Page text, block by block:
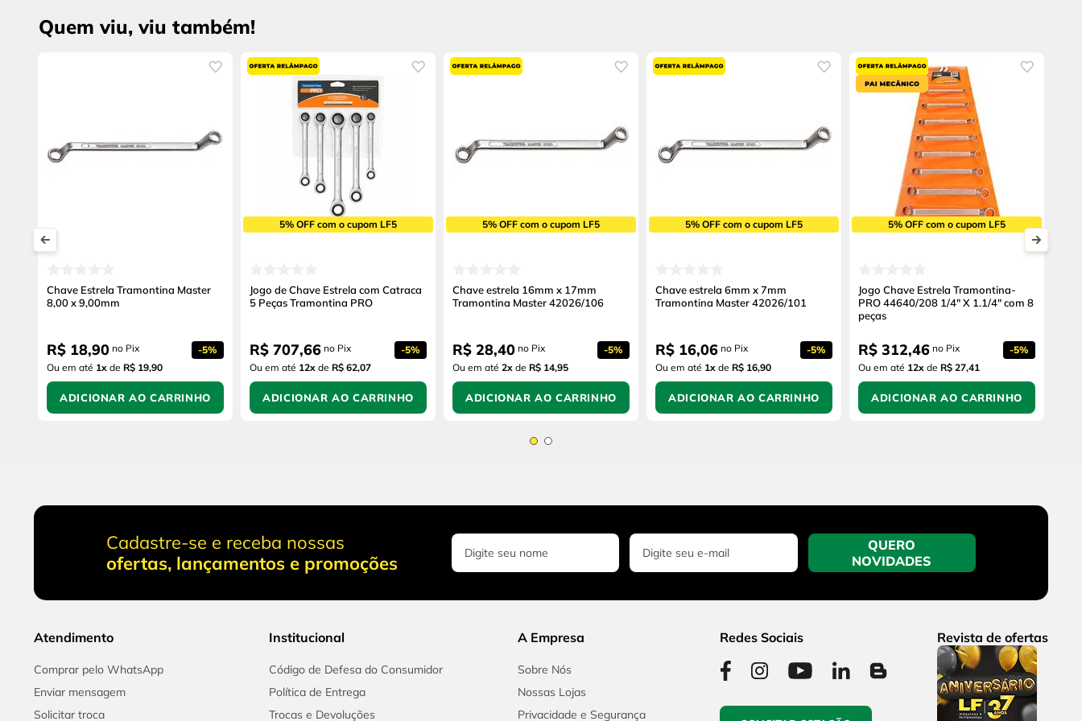
Quem viu, viu também!
Chave Estrela Tramontina Master
8,00 x 9,00mm
R$ 18,90 no Pix -5%
Ou em até 1x de R$ 19,90
ADICIONAR AO CARRINHO
5% OFF com o cupom LF5
Jogo de Chave Estrela com Catraca
5 Peças Tramontina PRO
R$ 707,66 no Pix -5%
Ou em até 12x de R$ 62,07
ADICIONAR AO CARRINHO
5% OFF com o cupom LF5
Chave estrela 16mm x 17mm
Tramontina Master 42026/106
R$ 28,40 no Pix -5%
Ou em até 2x de R$ 14,95
ADICIONAR AO CARRINHO
5% OFF com o cupom LF5
Chave estrela 6mm x 7mm
Tramontina Master 42026/101
R$ 16,06 no Pix -5%
Ou em até 1x de R$ 16,90
ADICIONAR AO CARRINHO
5% OFF com o cupom LF5
Jogo Chave Estrela Tramontina-
PRO 44640/208 1/4" X 1.1/4" com 8
peças
R$ 312,46 no Pix -5%
Ou em até 12x de R$ 27,41
ADICIONAR AO CARRINHO
Cadastre-se e receba nossas
ofertas, lançamentos e promoções
QUERO
NOVIDADES
Atendimento
Comprar pelo WhatsApp
Enviar mensagem
Solicitar troca
Institucional
Código de Defesa do Consumidor
Política de Entrega
Trocas e Devoluções
A Empresa
Sobre Nós
Nossas Lojas
Privacidade e Segurança
Redes Sociais Revista de ofertas